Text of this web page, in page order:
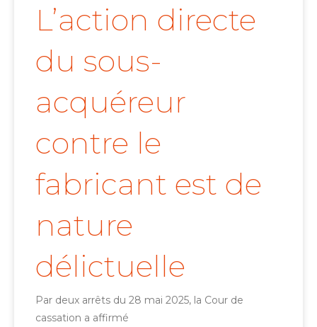
L’action directe
du sous-
acquéreur
contre le
fabricant est de
nature
délictuelle
Par deux arrêts du 28 mai 2025, la Cour de
cassation a affirmé